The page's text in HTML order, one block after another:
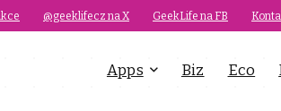
@geeklifecz na X GeekLife na FB
Apps Biz Eco